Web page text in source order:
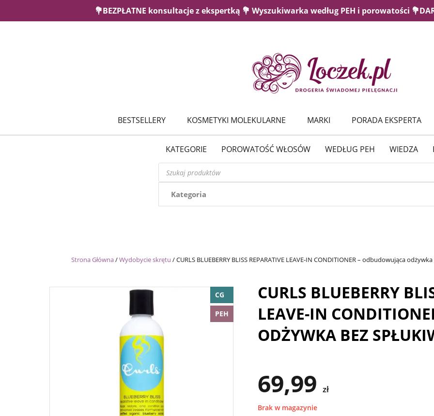
💐BEZPŁATNE konsultacje z ekspertką 💐 Wyszukiwarka według PEH i porowatości
BESTSELLERY KOSMETYKI MOLEKULARNE MARKI PORADA EKSPERTA
KATEGORIE POROWATOŚĆ WŁOSÓW WEDŁUG PEH WIEDZA
Wyszukiwarka
produktów
Strona Główna/Wydobycie skrętu /CURLS BLUEBERRY BLISS REPARATIVE LEAVE-IN CONDITIONER – odbudowująca
CG
PEH
CURLS BLUEBERRY
LEAVE-IN
ODŻYWKA BEZ
69,99 zł
Brak w magazynie